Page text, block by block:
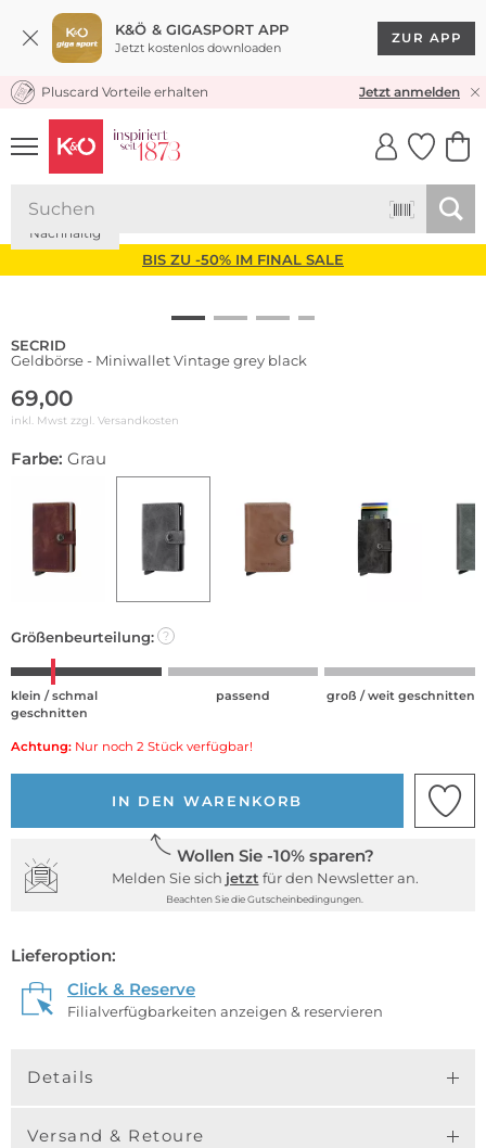
K&Ö & GIGASPORT APP
Jetzt kostenlos downloaden
ZUR APP
KOSTENLOSER VERSAND* & RÜCKVERSAND
Pluscard Vorteile erhalten Jetzt anmelden
UNSERE APP
CLICK &
BIS ZU -50% IM FINAL SALE
Nachhaltig
SECRID
Geldbörse - Miniwallet Vintage grey black
69,00
inkl. Mwst zzgl. Versandkosten
Farbe: Grau
Größenbeurteilung: ?
klein / schmal
geschnitten
passend groß / weit geschnitten
Achtung: Nur noch 2 Stück verfügbar!
IN DEN WARENKORB
Wollen Sie -10% sparen?
Melden Sie sich jetzt für den Newsletter an.
Beachten Sie die Gutscheinbedingungen.
Lieferoption:
Click & Reserve
Filialverfügbarkeiten anzeigen & reservieren
Details
Versand & Retoure